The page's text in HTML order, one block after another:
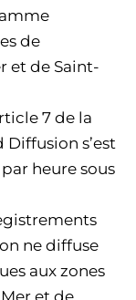
de
et de Saint-
7 de la
Diffusion s’est
heure sous
ne diffuse
aux zones
et de